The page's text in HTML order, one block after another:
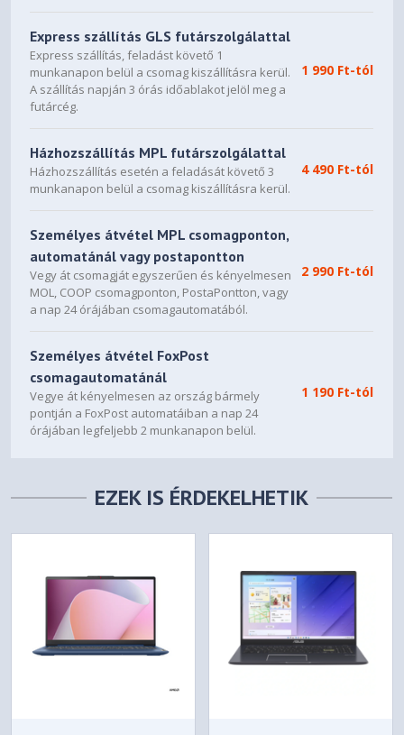
Weight
SOFTWARE
Operating System None
Bundled Software
CONNECTIVITY
Ethernet No Onboard Ethernet
WLAN + Bluetooth
Wi-Fi® 6, 802.11ax 2x2 +
BT5.2
Standard Ports
2x USB 3.2 Gen 1
1x USB-C® 3.2 Gen 1
DisplayPort™ 1.2)
1x HDMI® 1.4
1x Headphone /
1x Card reader
Security Chip Firmware TPM 2.0 Enabled
Fingerprint Reader
Other Security Camera privacy shutter
Express szállítás GLS futárszolgálattal
Express szállítás, feladást követő 1
munkanapon belül a csomag kiszállításra kerül.
A szállítás napján 3 órás időablakot jelöl meg a
futárcég.
1 990 Ft-tól
Házhozszállítás MPL futárszolgálattal
Házhozszállítás esetén a feladását követő 3
munkanapon belül a csomag kiszállításra kerül.
4 490 Ft-tól
Személyes átvétel MPL csomagponton,
automatánál vagy postapontton
Vegy át csomagját egyszerűen és kényelmesen
MOL, COOP csomagponton, PostaPontton, vagy
a nap 24 órájában csomagautomatából.
2 990 Ft-tól
Személyes átvétel FoxPost
csomagautomatánál
Vegye át kényelmesen az ország bármely
pontján a FoxPost automatáiban a nap 24
órájában legfeljebb 2 munkanapon belül.
1 190 Ft-tól
EZEK IS ÉRDEKELHETIK